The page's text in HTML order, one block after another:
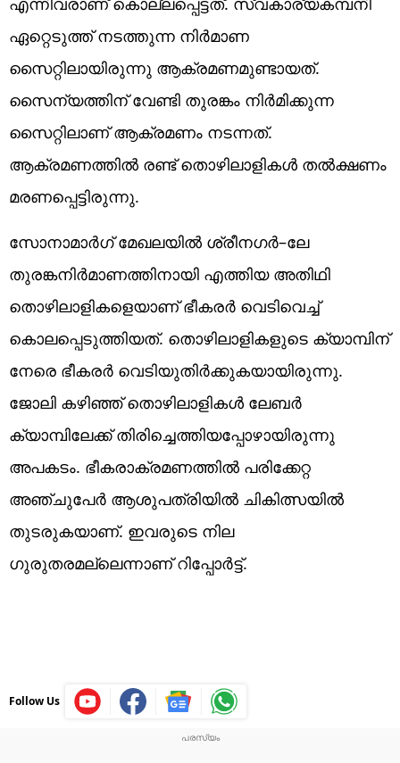
ഏറ്റെടുത്ത് നടത്തുന്ന നിർമാണ
സൈറ്റിലായിരുന്നു ആക്രമണമുണ്ടായത്.
സൈന്യത്തിന് വേണ്ടി തുരങ്കം നിർമിക്കുന്ന
സൈറ്റിലാണ് ആക്രമണം നടന്നത്.
ആക്രമണത്തിൽ രണ്ട് തൊഴിലാളികൾ തൽക്ഷണം
മരണപ്പെട്ടിരുന്നു.
സോനാമാർഗ് മേഖലയിൽ ശ്രീനഗർ–ലേ
തുരങ്കനിർമാണത്തിനായി എത്തിയ അതിഥി
തൊഴിലാളികളെയാണ് ഭീകരർ വെടിവെച്ച്
കൊലപ്പെടുത്തിയത്. തൊഴിലാളികളുടെ ക്യാമ്പിന്
നേരെ ഭീകരർ വെടിയുതിർക്കുകയായിരുന്നു.
ജോലി കഴിഞ്ഞ് തൊഴിലാളികൾ ലേബർ
ക്യാമ്പിലേക്ക് തിരിച്ചെത്തിയപ്പോഴായിരുന്നു
അപകടം. ഭീകരാക്രമണത്തിൽ പരിക്കേറ്റ
അഞ്ചുപേർ ആശുപത്രിയിൽ ചികിത്സയിൽ
തുടരുകയാണ്. ഇവരുടെ നില​
ഗുരുതരമല്ലെന്നാണ് റിപ്പോർട്ട്.
Follow Us